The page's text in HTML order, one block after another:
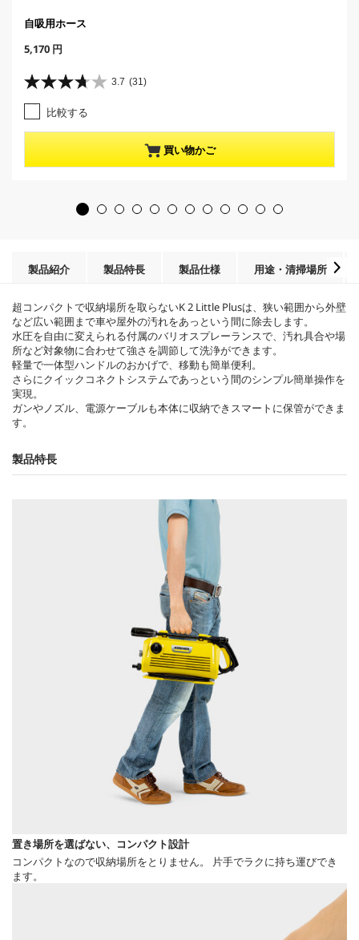
自吸用ホース
C
r
r
e
n
t
p
r
e
5,170 円
3.7 (31)
星
3
.
7
5
レ
ビ
ー
件
数
比較する
買い物かご
製品紹介 製品特長 製品仕様 用途・清掃場所
超コンパクトで収納場所を取らないK 2 Little Plusは、狭い範囲から外壁
など広い範囲まで車や屋外の汚れをあっという間に除去します。
水圧を自由に変えられる付属のバリオスプレーランスで、汚れ具合や場
所など対象物に合わせて強さを調節して洗浄ができます。
軽量で一体型ハンドルのおかげで、移動も簡単便利。
さらにクイックコネクトシステムであっという間のシンプル簡単操作を
実現。
ガンやノズル、電源ケーブルも本体に収納できスマートに保管ができま
す。
製品特長
置き場所を選ばない、コンパクト設計
コンパクトなので収納場所をとりません。 片手でラクに持ち運びでき
ます。